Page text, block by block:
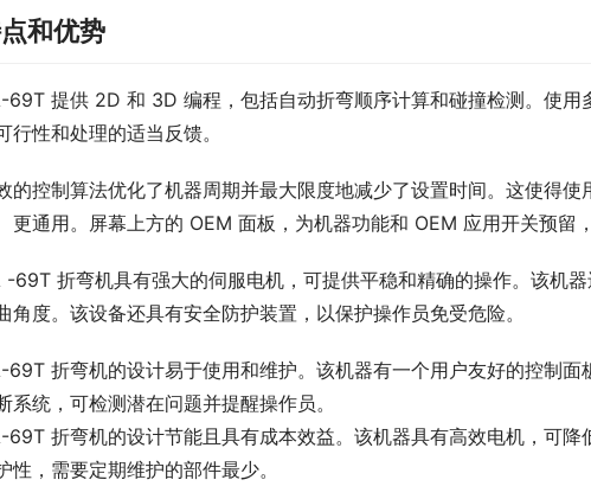
和优势
69T 提供 2D 和 3D 编程，包括自动折弯顺序计算和碰撞检测。使
行性和处理的适当反馈。
的控制算法优化了机器周期并最大限度地减少了设置时间。这使得
更通用。屏幕上方的 OEM 面板，为机器功能和 OEM 应用开关预留
-69T 折弯机具有强大的伺服电机，可提供平稳和精确的操作。该机
角度。该设备还具有安全防护装置，以保护操作员免受危险。
69T 折弯机的设计易于使用和维护。该机器有一个用户友好的控制面
系统，可检测潜在问题并提醒操作员。
69T 折弯机的设计节能且具有成本效益。该机器具有高效电机，可
性，需要定期维护的部件最少。